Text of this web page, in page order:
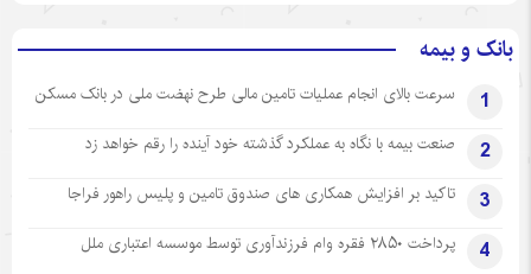
بانک و بیمه
1 سرعت بالای انجام عملیات تامین مالی طرح نهضت ملی در بانک مسکن
2 صنعت بیمه با نگاه به عملکرد گذشته خود آینده را رقم خواهد زد
3 تاکید بر افزایش همکاری های صندوق تامین و پلیس راهور فراجا
4 پرداخت ۲۸۵۰ فقره وام فرزندآوری توسط موسسه اعتباری ملل